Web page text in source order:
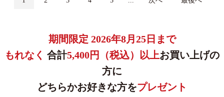
期間限定 2026年8月25日まで
もれなく 合計5,400円（税込）以上お買い上げの
方に
どちらかお好きな方をプレゼント